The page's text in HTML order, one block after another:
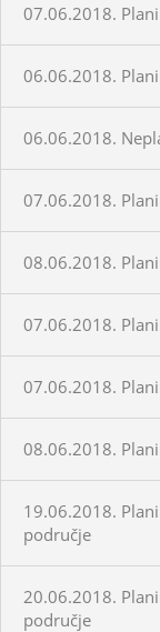
07.06.2018.
06.06.2018.
06.06.2018.
07.06.2018.
08.06.2018.
07.06.2018.
07.06.2018.
08.06.2018.
19.06.2018.
područje
20.06.2018.
područje